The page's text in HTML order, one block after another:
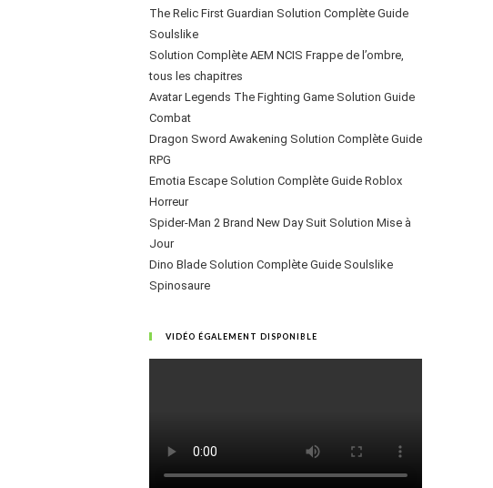
The Relic First Guardian Solution Complète Guide
Soulslike
Solution Complète AEM NCIS Frappe de l’ombre,
tous les chapitres
Avatar Legends The Fighting Game Solution Guide
Combat
Dragon Sword Awakening Solution Complète Guide
RPG
Emotia Escape Solution Complète Guide Roblox
Horreur
Spider-Man 2 Brand New Day Suit Solution Mise à
Jour
Dino Blade Solution Complète Guide Soulslike
Spinosaure
VIDÉO ÉGALEMENT DISPONIBLE